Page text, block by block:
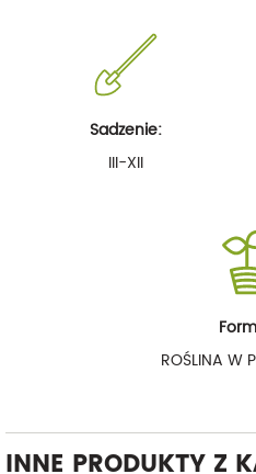
Sadzenie:
III-XII
ROŚLINA W
INNE PRODUKTY Z